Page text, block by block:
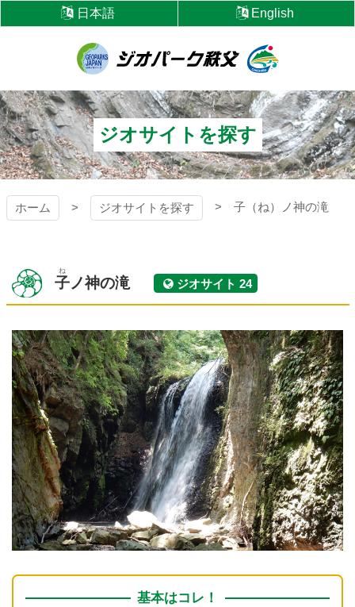
ン
本
文
へ
ス
キ
ッ
プ
日本語 English
ジオパーク秩父
ジオサイトを探す
ホーム ジオサイトを探す 子（ね）ノ神の滝
子
ね
ノ神の滝 ジオサイト 24
基本はコレ！